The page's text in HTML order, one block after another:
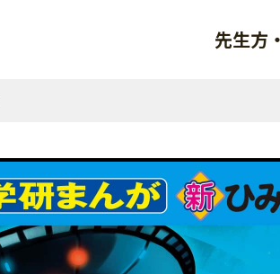
先生方